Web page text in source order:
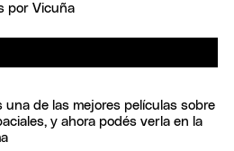
por Vicuña
una de las mejores películas sobre
y ahora podés verla en la